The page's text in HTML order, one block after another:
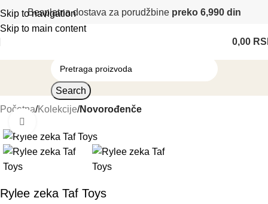
Skip to navigation
Skip to main content
Besplatna dostava za porudžbine preko 6,990 din
0,00
Search
Početna Kolekcije Novorođenče
Rylee zeka Taf Toys